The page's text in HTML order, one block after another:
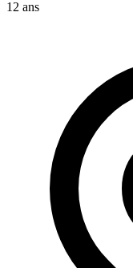
12 ans